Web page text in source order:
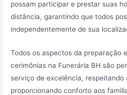
possam participar e prestar suas
distância, garantindo que todos
independentemente de sua
Todos os aspectos da preparação
cerimônias na Funerária BH são
serviço de excelência,
proporcionando conforto aos